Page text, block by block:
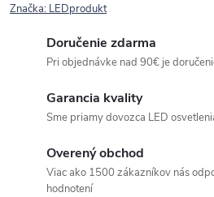
Značka: LEDprodukt
Doručenie zdarma
Pri objednávke nad 90€ je
Garancia kvality
Sme priamy dovozca LED
Overený obchod
Viac ako 1500 zákazníkov nás
hodnotení